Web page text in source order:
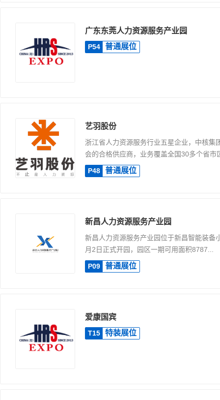
广东东莞人力资源服务产业园
P54 普通展位
艺羽股份
浙江省人力资源服务行业五星企业，中核集
会的合格供应商，业务覆盖全国30多个省市
P48 普通展位
新昌人力资源服务产业园
新昌人力资源服务产业园位于新昌智能装备
月2日正式开园，园区一期可用面积8787...
P09 普通展位
爱康国宾
T15 特装展位